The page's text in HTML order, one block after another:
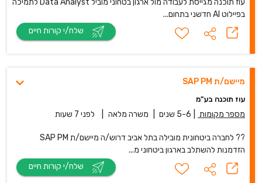
בפיילוט AI חדשני בתחום...
מיישם/ת SAP PM
עוז תוכנה בע"מ
מספר מקומות 5-6 שנים משרה מלאה לפני 7 שעות
?? לחברה ביטחונית מובילה בתל אביב דרוש/ה מיישם/ת SAP PM
הזדמנות להשתלב בארגון ביטחוני מ...